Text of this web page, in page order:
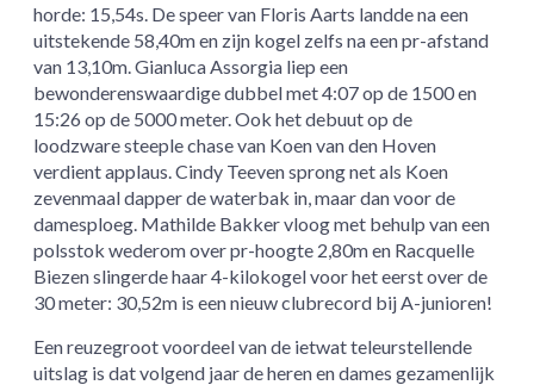
horde: 15,54s. De speer van Floris Aarts landde na een
uitstekende 58,40m en zijn kogel zelfs na een pr-afstand
van 13,10m. Gianluca Assorgia liep een
bewonderenswaardige dubbel met 4:07 op de 1500 en
15:26 op de 5000 meter. Ook het debuut op de
loodzware steeple chase van Koen van den Hoven
verdient applaus. Cindy Teeven sprong net als Koen
zevenmaal dapper de waterbak in, maar dan voor de
damesploeg. Mathilde Bakker vloog met behulp van een
polsstok wederom over pr-hoogte 2,80m en Racquelle
Biezen slingerde haar 4-kilokogel voor het eerst over de
30 meter: 30,52m is een nieuw clubrecord bij A-junioren!
Een reuzegroot voordeel van de ietwat teleurstellende
uitslag is dat volgend jaar de heren en dames gezamenlijk